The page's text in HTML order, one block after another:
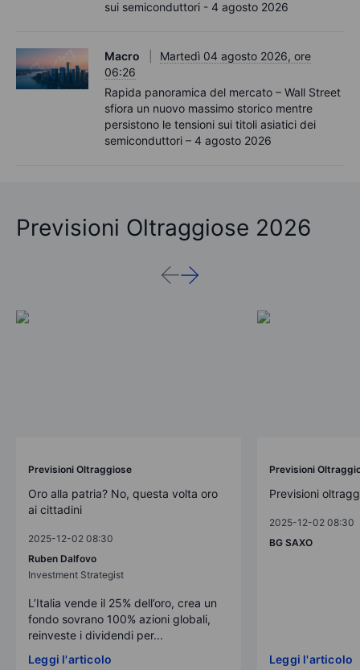
sui semiconduttori - 4 agosto 2026
Macro
Martedì 04 agosto 2026, ore
06:26
Rapida panoramica del mercato – Wall Street
sfiora un nuovo massimo storico mentre
persistono le tensioni sui titoli asiatici dei
semiconduttori – 4 agosto 2026
Previsioni Oltraggiose 2026
Previsioni Oltraggiose
Oro alla patria? No, questa volta oro
ai cittadini
2025-12-02 08:30
Ruben Dalfovo
Investment Strategist
L’Italia vende il 25% dell’oro, crea un
fondo sovrano 100% azioni globali,
reinveste i dividendi per...
Leggi l'articolo
Previsioni
Previsioni
2025-12-02 08:30
BG SAXO
Leggi l'articolo